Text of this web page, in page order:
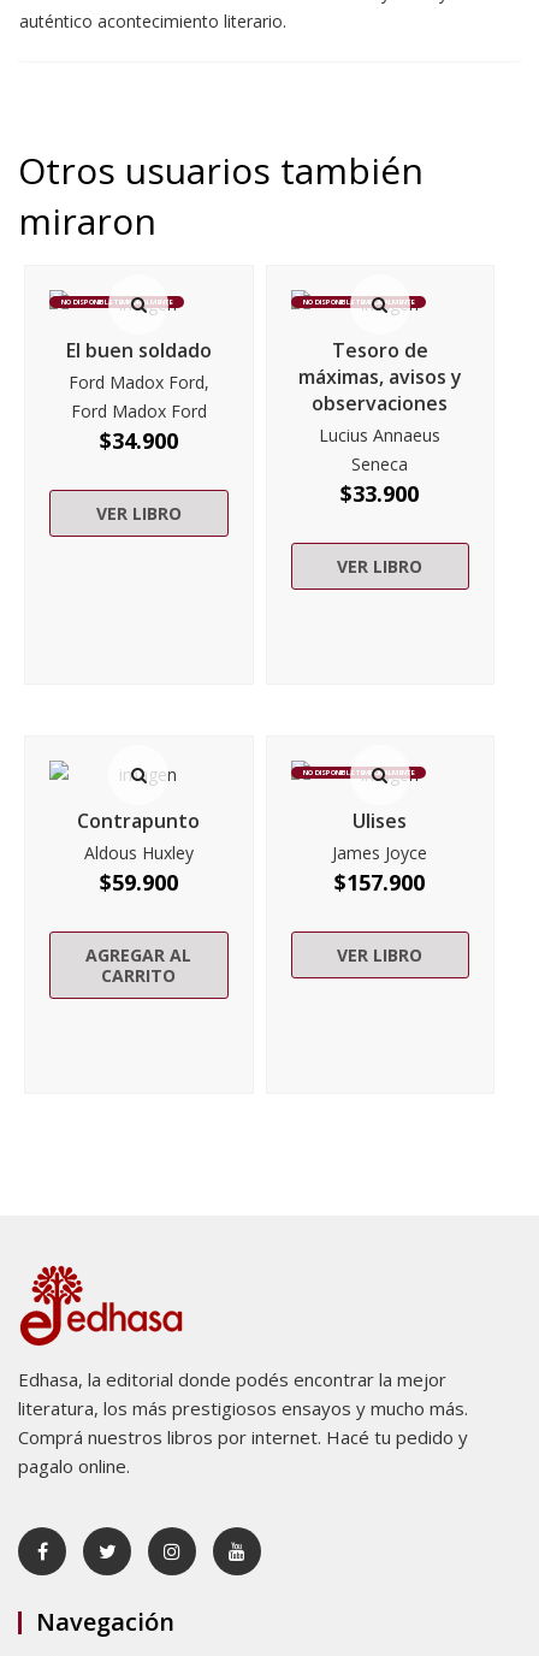
auténtico acontecimiento literario.
Otros usuarios también
miraron
NO DISPONIBLE TEMPORALMENTE
El buen soldado
Ford Madox Ford,
Ford Madox Ford
$34.900
VER LIBRO
NO DISPONIBLE TEMPORALMENTE
Tesoro de
máximas, avisos y
observaciones
Lucius Annaeus
Seneca
$33.900
VER LIBRO
Contrapunto
Aldous Huxley
$59.900
AGREGAR AL
CARRITO
NO DISPONIBLE TEMPORALMENTE
Ulises
James Joyce
$157.900
VER LIBRO
Edhasa, la editorial donde podés encontrar la mejor
literatura, los más prestigiosos ensayos y mucho más.
Comprá nuestros libros por internet. Hacé tu pedido y
pagalo online.
Navegación